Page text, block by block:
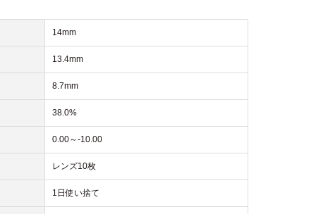
14mm
13.4mm
8.7mm
38.0%
0.00～-10.00
レンズ10枚
1日使い捨て